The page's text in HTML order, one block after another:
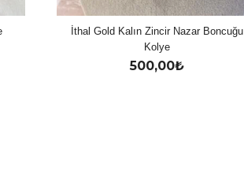
İthal Gold Kalın Zincir Nazar Boncuğu
Kolye
500,00₺